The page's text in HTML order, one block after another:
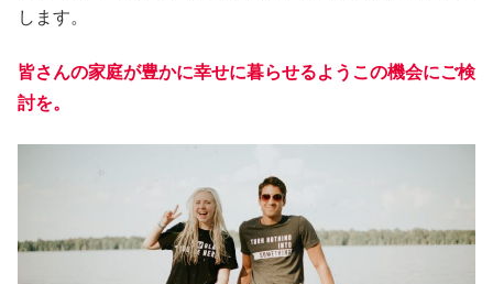
します。
皆さんの家庭が豊かに幸せに暮らせるようこの機会にご検
討を。